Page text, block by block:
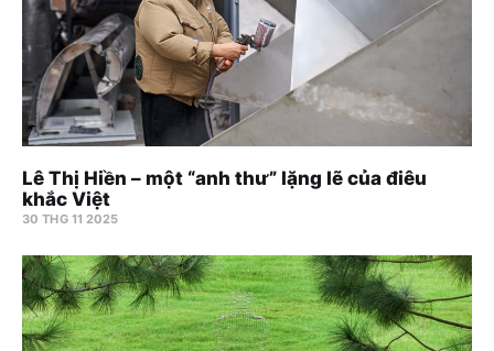
Lê Thị Hiền – một “anh thư” lặng lẽ của điêu
khắc Việt
30 THG 11 2025